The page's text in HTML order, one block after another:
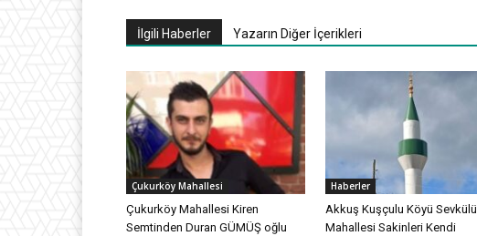
İlgili Haberler Yazarın Diğer İçerikleri
Çukurköy Mahallesi
Çukurköy Mahallesi Kiren
Semtinden Duran GÜMÜŞ oğlu
Haberler
Akkuş Kuşçulu Köyü Sevkülü
Mahallesi Sakinleri Kendi